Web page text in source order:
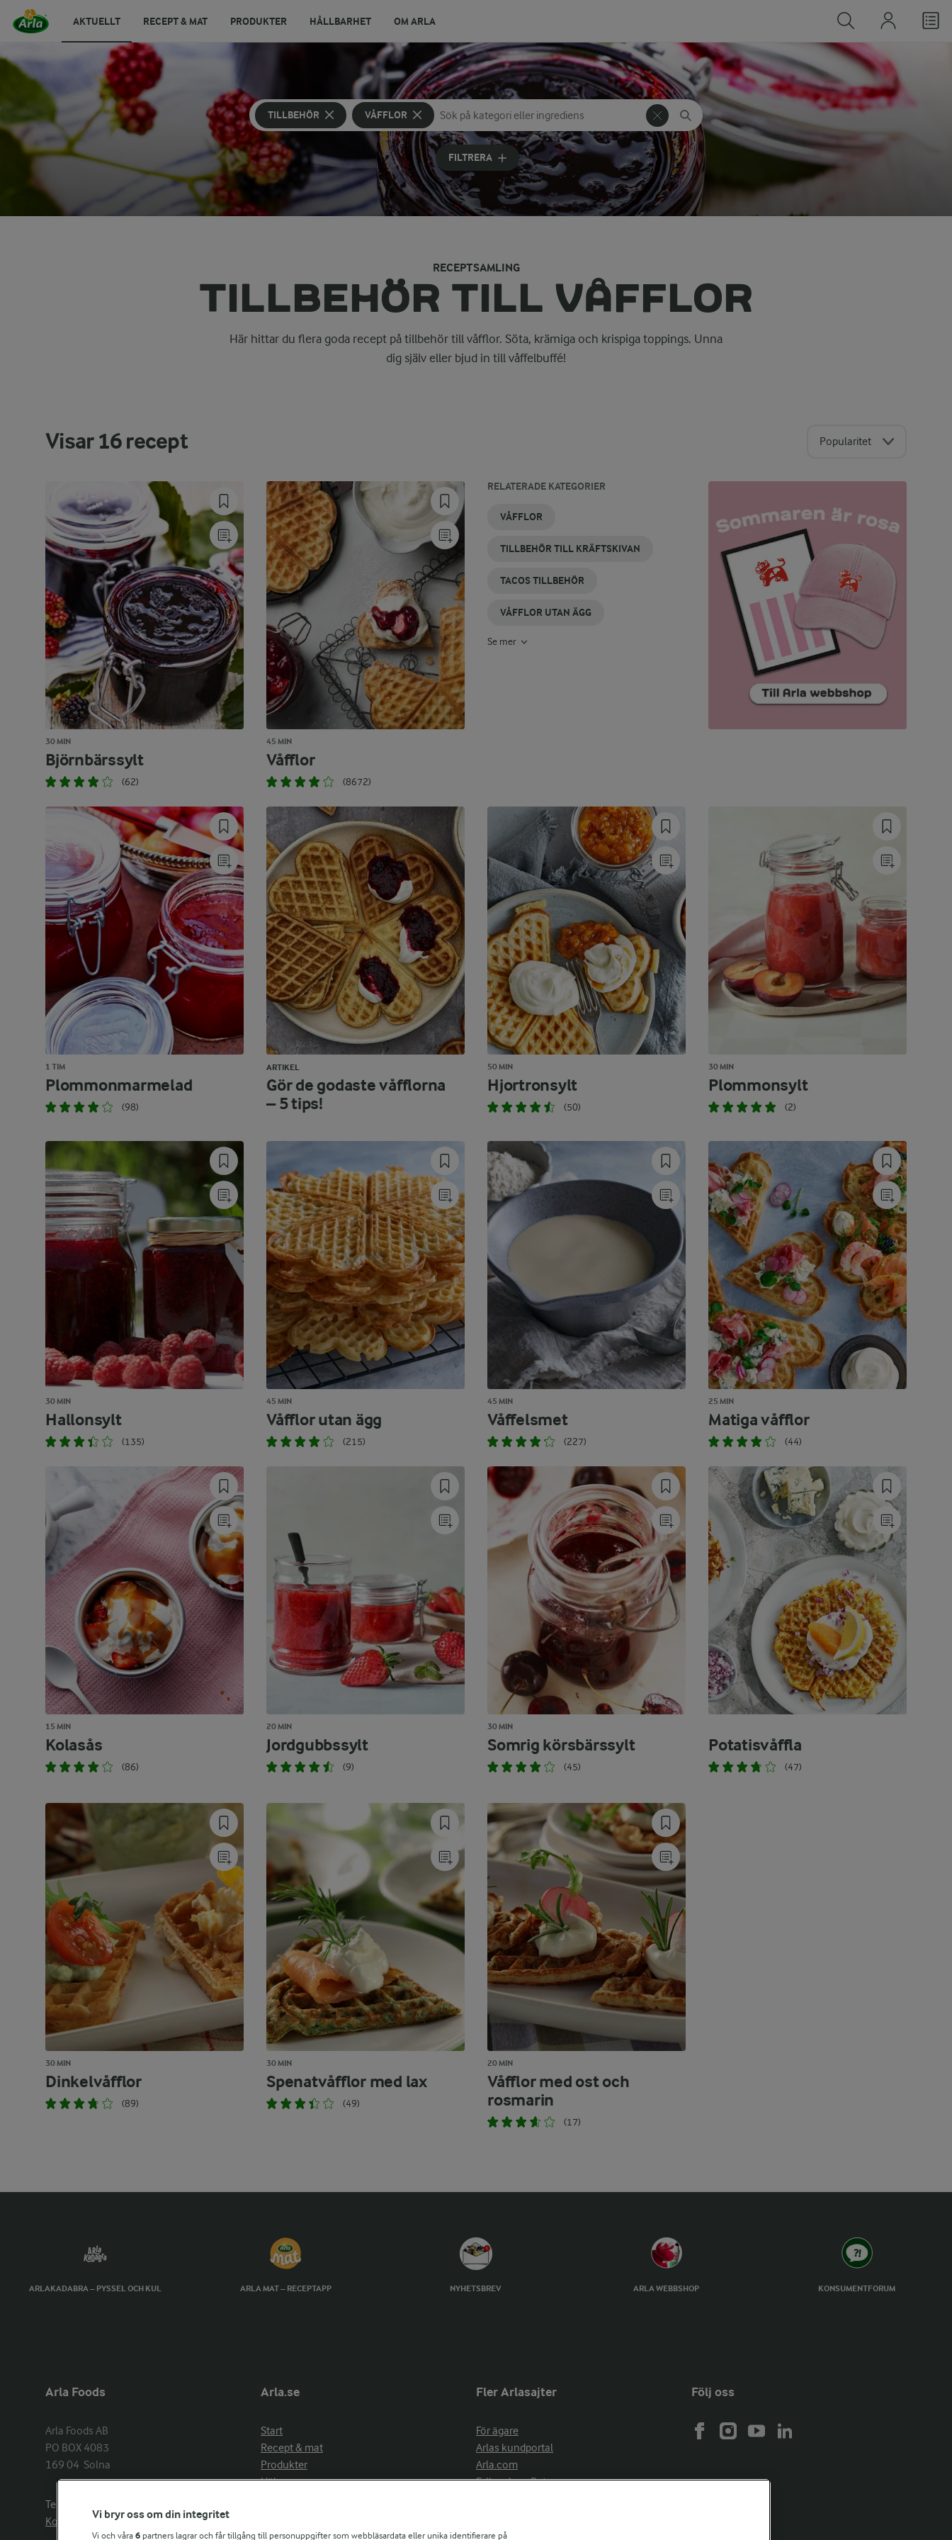
AKTUELLT RECEPT & MAT PRODUKTER HÅLLBARHET OM ARLA
TILLBEHÖR VÅFFLOR
Sök på kategori eller ingrediens
Skriv in sökord för att få förslag
FILTRERA
RECEPTSAMLING
TILLBEHÖR TILL VÅFFLOR
Här hittar du flera goda recept på tillbehör till våfflor. Söta, krämiga och krispiga toppings. Unna
dig själv eller bjud in till våffelbuffé!
Visar16recept Popularitet
30 MIN
Björnbärssylt
(62)
45 MIN
Våfflor
(8672)
RELATERADE KATEGORIER
VÅFFLOR
TILLBEHÖR TILL KRÄFTSKIVAN
TACOS TILLBEHÖR
VÅFFLOR UTAN ÄGG
TILLBEHÖR
TILLBEHÖR
TILL
RÄKOR
TILLBEHÖR
TILLBEHÖR
HAMBURGARE
VÅFFLOR
MED ÄGG
GAMMALDAGS
VÅFFLOR
Se mer
1 TIM
Plommonmarmelad
(98)
ARTIKEL
Gör de godaste våfflorna
– 5 tips!
50 MIN
Hjortronsylt
(50)
30 MIN
Plommonsylt
(2)
30 MIN
Hallonsylt
(135)
45 MIN
Våfflor utan ägg
(215)
45 MIN
Våffelsmet
(227)
25 MIN
Matiga våfflor
(44)
15 MIN
Kolasås
(86)
20 MIN
Jordgubbssylt
(9)
30 MIN
Somrig körsbärssylt
(45)
Potatisvåffla
(47)
30 MIN
Dinkelvåfflor
(89)
30 MIN
Spenatvåfflor med lax
(49)
20 MIN
Våfflor med ost och
rosmarin
(17)
ARLAKADABRA – PYSSEL OCH KUL ARLA MAT – RECEPTAPP NYHETSBREV ARLA WEBBSHOP KONSUMENTFORUM
Arla Foods
Arla Foods AB
PO BOX 4083
169 04  Solna
Telefon:
Kontakta oss
Arla.se
Start
Recept & mat
Produkter
Hälsa
Aktuellt
Fler Arlasajter
För ägare
Arlas kundportal
Arla.com
Falbygdens Ost
Följ oss
Vi bryr oss om din integritet
Vi och våra 6 partners lagrar och får tillgång till personuppgifter som webbläsardata eller unika identifierare på